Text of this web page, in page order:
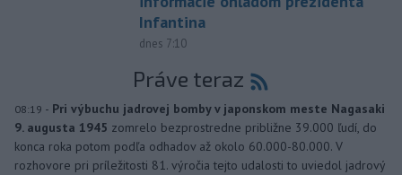
Infantina
dnes 7:10
Práve teraz
08:19 - Pri výbuchu jadrovej bomby v japonskom meste Nagasaki
9. augusta 1945 zomrelo bezprostredne približne 39.000 ľudí, do
konca roka potom podľa odhadov až okolo 60.000-80.000. V
rozhovore pri príležitosti 81. výročia tejto udalosti to uviedol jadrový